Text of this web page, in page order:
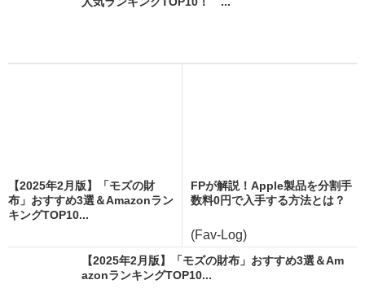
【2025年2月版】「モズの財
布」おすすめ3選＆Amazonラン
キングTOP10...
FPが解説！Apple製品を分割手
数料0円で入手する方法とは？
(Fav-Log)
【2025年2月版】「モズの財布」おすすめ3選＆Am
azonランキングTOP10...